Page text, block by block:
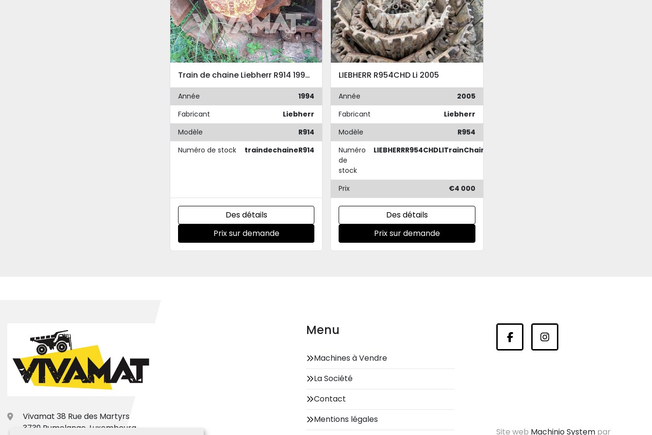
Train de chaine Liebherr R914 1994 compatible Liebherr R914/CAT 318 et 320/Komatsu P180
Année
1994
Fabricant
Liebherr
Modèle
R914
Numéro de stock
traindechaineR914
Des détails
Prix sur demande
LIEBHERR R954CHD Li 2005
Année
2005
Fabricant
Liebherr
Modèle
R954
Numéro
de
stock
LIEBHERRR954CHDLITrainChain
Prix €4 000
Des détails
Prix sur demande
Vivamat 38 Rue des Martyrs
3739 Rumelange, Luxembourg
Menu
Machines à Vendre
La Société
Contact
Mentions légales
facebookinstagram
Site web Machinio System par